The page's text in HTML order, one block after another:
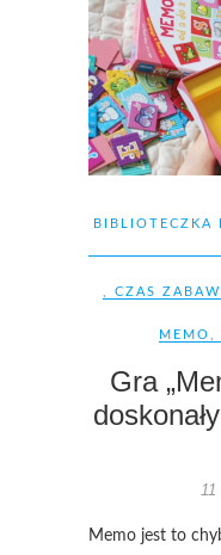
BIBLIOTECZKA
CZAS
MEMO
Gra
Memo jest to